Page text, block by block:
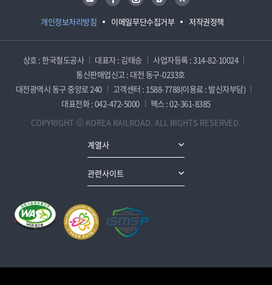
개인정보처리방침 이메일무단수집거부 저작권정책
상호 : 한국철도공사 대표자 : 김태승
사업자등록 : 314-82-10024
통신판매업신고 : 대전 동구-0233호
대전광역시 동구 중앙로 240
고객센터 : 1588-7788(이용료 : 발신자부담)
대표전화 : 042-472-5000
팩스 : 02-361-8385
COPYRIGHT ⓒ KOREA RAILROAD. ALL RIGHTS RESERVED.
계열사
관련사이트